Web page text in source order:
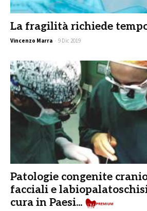
La fragilità richiede
Vincenzo Marra - 9 Dic 2019
Patologie congenite
facciali e
cura in Paesi...